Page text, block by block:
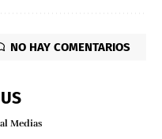
NO HAY COMENTARIOS
Medias